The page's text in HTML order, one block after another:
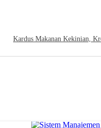
Kardus Makanan Kekinian,